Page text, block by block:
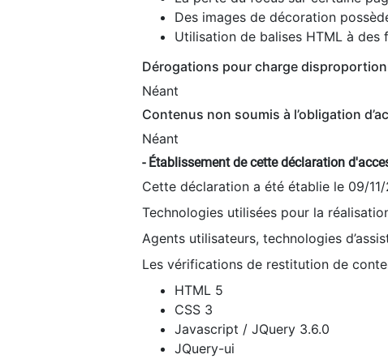
Des images de décoration
Utilisation de balises HTML à des
Dérogations pour charge
Néant
Contenus non soumis à l’obligation
Néant
- Établissement de cette déclaration
Cette déclaration a été établie le 09/
Technologies utilisées pour la
Agents utilisateurs, technologies
Les vérifications de restitution de
HTML 5
CSS 3
Javascript / JQuery 3.6.0
JQuery-ui